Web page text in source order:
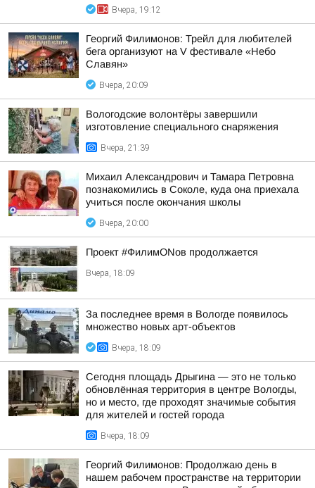
Вчера, 19:12
Георгий Филимонов: Трейл для любителей
бега организуют на V фестивале «Небо
Славян»
Вчера, 20:09
Вологодские волонтёры завершили
изготовление специального снаряжения
Вчера, 21:39
Михаил Александрович и Тамара Петровна
познакомились в Соколе, куда она приехала
учиться после окончания школы
Вчера, 20:00
Проект #ФилимONов продолжается
Вчера, 18:09
За последнее время в Вологде появилось
множество новых арт-объектов
Вчера, 18:09
Сегодня площадь Дрыгина — это не только
обновлённая территория в центре Вологды,
но и место, где проходят значимые события
для жителей и гостей города
Вчера, 18:09
Георгий Филимонов: Продолжаю день в
нашем рабочем пространстве на территории